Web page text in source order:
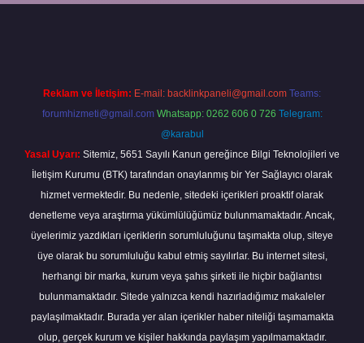
Reklam ve İletişim: E-mail: backlinkpaneli@gmail.com Teams:
forumhizmeti@gmail.com Whatsapp: 0262 606 0 726 Telegram:
@karabul
Yasal Uyarı: Sitemiz, 5651 Sayılı Kanun gereğince Bilgi Teknolojileri ve
İletişim Kurumu (BTK) tarafından onaylanmış bir Yer Sağlayıcı olarak
hizmet vermektedir. Bu nedenle, sitedeki içerikleri proaktif olarak
denetleme veya araştırma yükümlülüğümüz bulunmamaktadır. Ancak,
üyelerimiz yazdıkları içeriklerin sorumluluğunu taşımakta olup, siteye
üye olarak bu sorumluluğu kabul etmiş sayılırlar. Bu internet sitesi,
herhangi bir marka, kurum veya şahıs şirketi ile hiçbir bağlantısı
bulunmamaktadır. Sitede yalnızca kendi hazırladığımız makaleler
paylaşılmaktadır. Burada yer alan içerikler haber niteliği taşımamakta
olup, gerçek kurum ve kişiler hakkında paylaşım yapılmamaktadır.